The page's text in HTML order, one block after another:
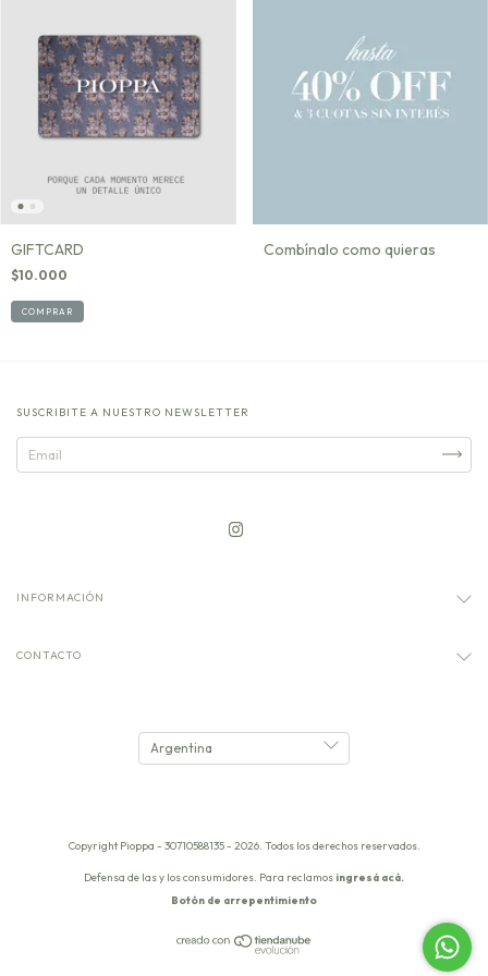
GIFTCARD
$10.000
COMPRAR
Combínalo como quieras
SUSCRIBITE A NUESTRO NEWSLETTER
INFORMACIÓN
CONTACTO
Copyright Pioppa - 30710588135 - 2026. Todos los derechos reservados.
Defensa de las y los consumidores. Para reclamos ingresá acá.
Botón de arrepentimiento